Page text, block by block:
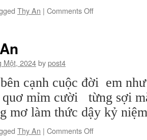
Thy An | Comments Offon
Một, 2024bypost4
cạnh cuộc đời em
quơ mỉm cười từng sợi
mơ làm thức dậy kỷ
Thy An | Comments Offon